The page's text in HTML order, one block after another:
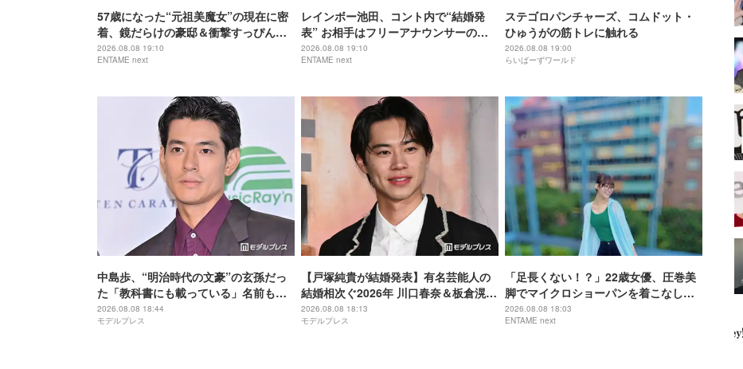
57歳になった“元祖美魔女”の現在に密
着、鏡だらけの豪邸＆衝撃すっぴん姿
を披露
2026.08.08 19:10
ENTAME next
レインボー池田、コント内で“結婚発
表” お相手はフリーアナウンサーの佐
藤佳奈
2026.08.08 19:10
ENTAME next
ステゴロパンチャーズ、コムドット・
ひゅうがの筋トレに触れる
2026.08.08 19:00
らいばーずワールド
中島歩、“明治時代の文豪”の玄孫だっ
た「教科書にも載っている」名前も先
祖に由来
2026.08.08 18:44
モデルプレス
【戸塚純貴が結婚発表】有名芸能人の
結婚相次ぐ2026年 川口春奈＆板倉滉選
手・田中みな実＆亀梨和也・新木優子
＆中島裕翔ほか
2026.08.08 18:13
モデルプレス
「足長くない！？」22歳女優、圧巻美
脚でマイクロショーパンを着こなし
「めちゃくちゃ可愛い」
2026.08.08 18:03
ENTAME next